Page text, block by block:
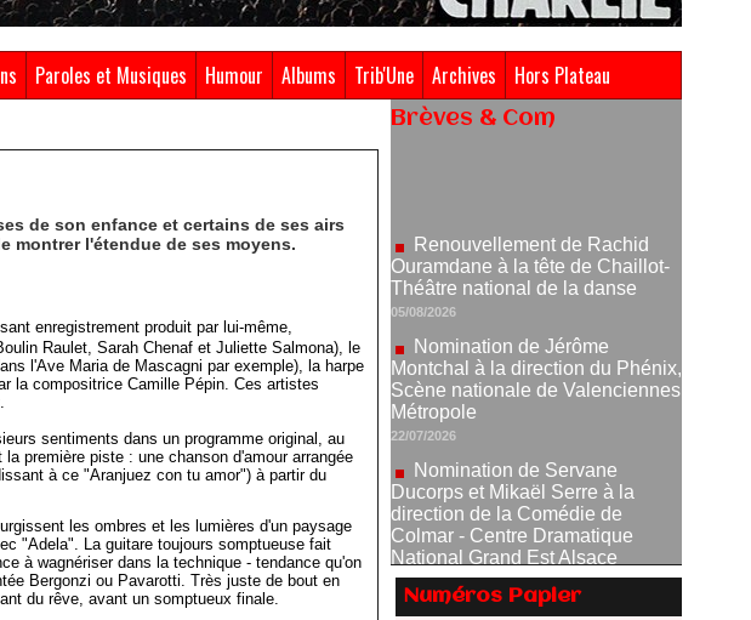
Paroles et Musiques Humour Albums Trib'Une Archives Hors Plateau
de son enfance et certains de ses airs
montrer l'étendue de ses moyens.
enregistrement produit par lui-même,
Raulet, Sarah Chenaf et Juliette Salmona), le
l'Ave Maria de Mascagni par exemple), la harpe
la compositrice Camille Pépin. Ces artistes
sentiments dans un programme original, au
première piste : une chanson d'amour arrangée
à ce "Aranjuez con tu amor") à partir du
les ombres et les lumières d'un paysage
"Adela". La guitare toujours somptueuse fait
à wagnériser dans la technique - tendance qu'on
Bergonzi ou Pavarotti. Très juste de bout en
du rêve, avant un somptueux finale.
Brèves & Com
05/08/2026
Nomination de Jérôme
Montchal à la direction du Phénix,
Scène nationale de Valenciennes
Métropole
22/07/2026
Nomination de Servane
Ducorps et Mikaël Serre à la
direction de la Comédie de
Colmar - Centre Dramatique
National Grand Est Alsace
07/07/2026
Thomas Jolly et Laëtitia
Guédon nommés à la direction du
TNP
02/07/2026
Numéros Papier